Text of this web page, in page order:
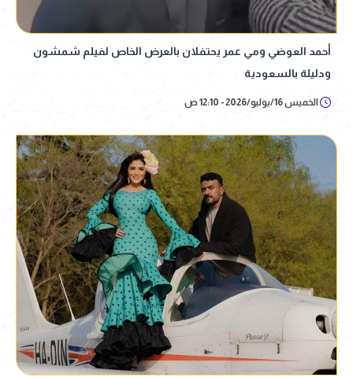
أحمد العوضي ومي عمر يحتفلان بالعرض الخاص لفيلم شمشون
ودليلة بالسعودية
الخميس 16/يوليو/2026 - 12:10 ص